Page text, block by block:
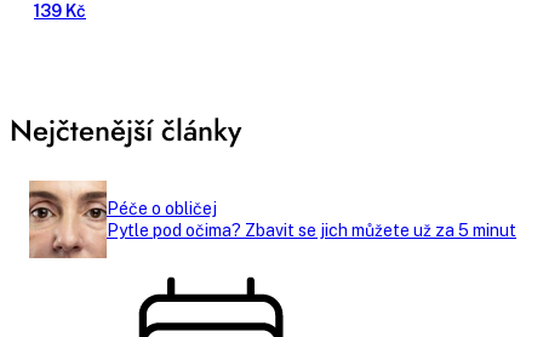
139 Kč
Nejčtenější články
Péče o obličej
Pytle pod očima? Zbavit se jich můžete už za 5 minut